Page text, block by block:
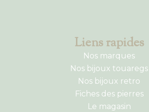
Liens rapides
Nos marques
Nos bijoux touaregs
Nos bijoux retro
Fiches des pierres
Le magasin